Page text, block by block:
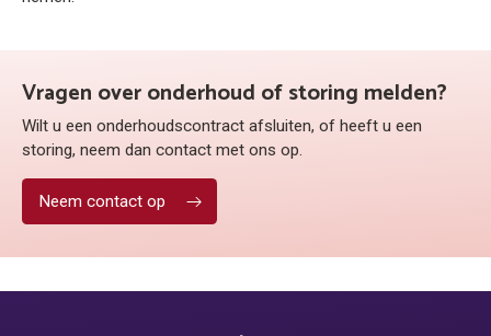
Vragen over onderhoud of storing melden?
Wilt u een onderhoudscontract afsluiten, of heeft u een
storing, neem dan contact met ons op.
Neem contact op